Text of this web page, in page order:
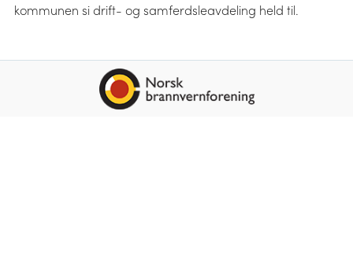
kommunen si drift- og samferdsleavdeling held til.